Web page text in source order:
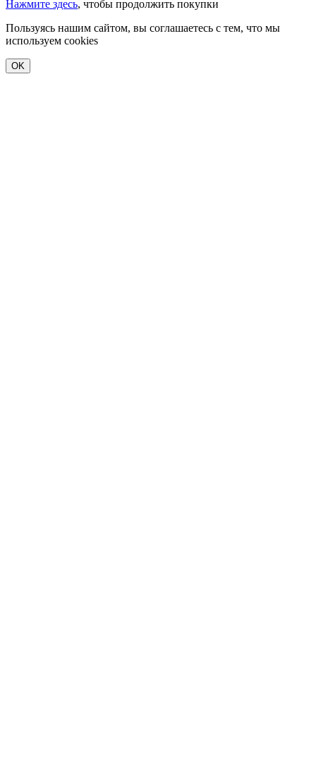
Нажмите здесь, чтобы продолжить покупки
Пользуясь нашим сайтом, вы соглашаетесь с тем, что мы
используем cookies
OK